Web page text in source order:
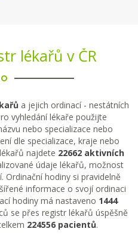
lékařů v ČR
a jejich ordinací - nestátních
vyhledání lékaře použijte
nebo specializace nebo
dle specializace, kraje nebo
najdete 22662 aktivních
údaje lékařů, možnost
Ordinační hodiny si pravidelně
informace o svojí ordinaci
hodiny má nastaveno 1444
se přes registr lékařů úspěšně
224556 pacientů.